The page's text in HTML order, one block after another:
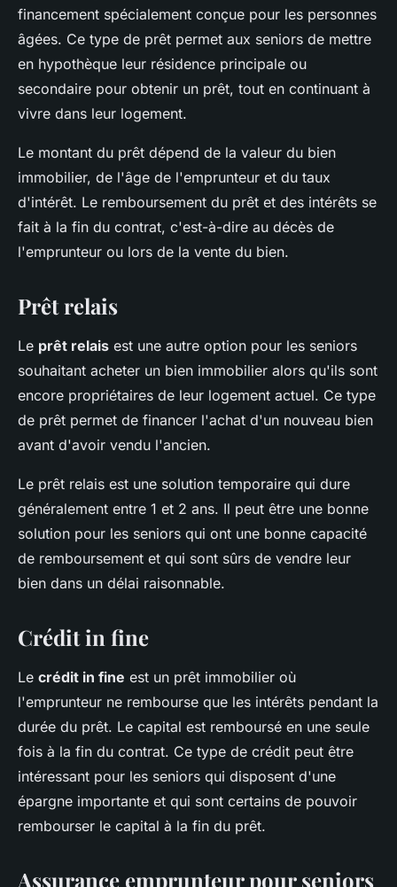
financement spécialement conçue pour les personnes
âgées. Ce type de prêt permet aux seniors de mettre
en hypothèque leur résidence principale ou
secondaire pour obtenir un prêt, tout en continuant à
vivre dans leur logement.
Le montant du prêt dépend de la valeur du bien
immobilier, de l'âge de l'emprunteur et du taux
d'intérêt. Le remboursement du prêt et des intérêts se
fait à la fin du contrat, c'est-à-dire au décès de
l'emprunteur ou lors de la vente du bien.
Prêt relais
Le prêt relais est une autre option pour les seniors
souhaitant acheter un bien immobilier alors qu'ils sont
encore propriétaires de leur logement actuel. Ce type
de prêt permet de financer l'achat d'un nouveau bien
avant d'avoir vendu l'ancien.
Le prêt relais est une solution temporaire qui dure
généralement entre 1 et 2 ans. Il peut être une bonne
solution pour les seniors qui ont une bonne capacité
de remboursement et qui sont sûrs de vendre leur
bien dans un délai raisonnable.
Crédit in fine
Le crédit in fine est un prêt immobilier où
l'emprunteur ne rembourse que les intérêts pendant la
durée du prêt. Le capital est remboursé en une seule
fois à la fin du contrat. Ce type de crédit peut être
intéressant pour les seniors qui disposent d'une
épargne importante et qui sont certains de pouvoir
rembourser le capital à la fin du prêt.
Assurance emprunteur pour seniors